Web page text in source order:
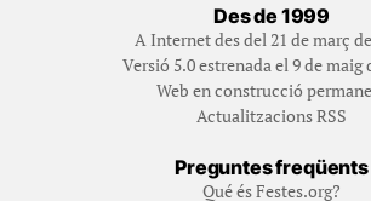
Des de 1999
A Internet des del 21 de març
Versió 5.0 estrenada el 9 de maig
Web en construcció
Actualitzacions RSS
Preguntes freqüents
Qué és Festes.org?